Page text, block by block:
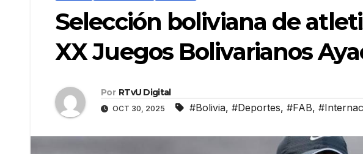
Selección boliviana de
XX Juegos Bolivarianos
Por RTvU Digital
OCT 30, 2025 #Bolivia, #Deportes, #FAB,